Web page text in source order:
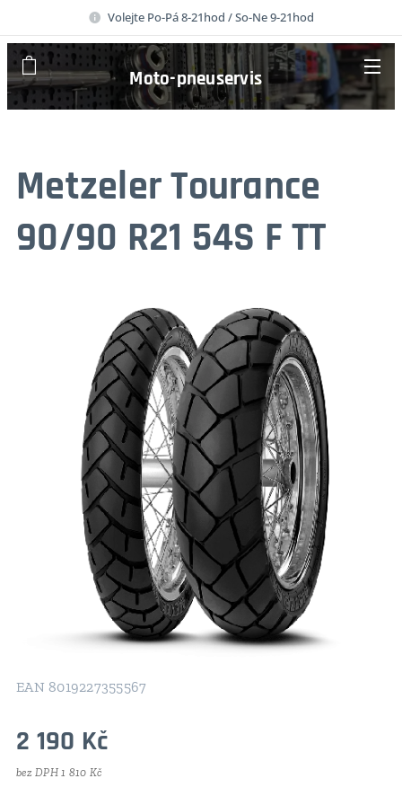
Volejte Po-Pá 8-21hod / So-Ne 9-21hod
Moto-pneuservis
Metzeler Tourance
90/90 R21 54S F TT
EAN 8019227355567
2 190 Kč
bez DPH 1 810 Kč